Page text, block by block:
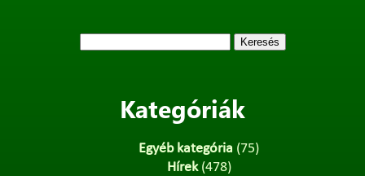
Kategóriák
Egyéb kategória (75)
Hírek(478)